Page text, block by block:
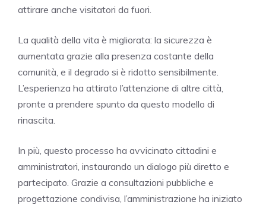
attirare anche visitatori da fuori.
La qualità della vita è migliorata: la sicurezza è
aumentata grazie alla presenza costante della
comunità, e il degrado si è ridotto sensibilmente.
L’esperienza ha attirato l’attenzione di altre città,
pronte a prendere spunto da questo modello di
rinascita.
In più, questo processo ha avvicinato cittadini e
amministratori, instaurando un dialogo più diretto e
partecipato. Grazie a consultazioni pubbliche e
progettazione condivisa, l’amministrazione ha iniziato